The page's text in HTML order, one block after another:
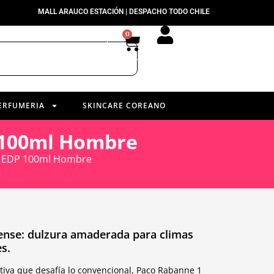
MALL ARAUCO ESTACIÓN | DESPACHO TODO CHILE
0
SKINCARE COREANO
Hombre
100ml Hombre
dulzura amaderada para climas
que desafía lo convencional, Paco Rabanne 1